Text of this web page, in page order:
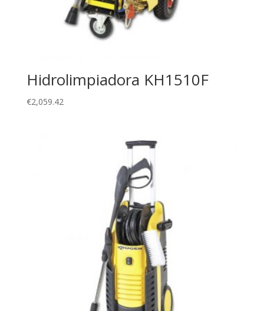
Hidrolimpiadora KH1510F
€2,059.42